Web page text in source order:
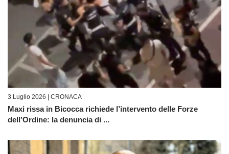
3 Luglio 2026 | CRONACA
Maxi rissa in Bicocca richiede l’intervento delle Forze
dell’Ordine: la denuncia di ...